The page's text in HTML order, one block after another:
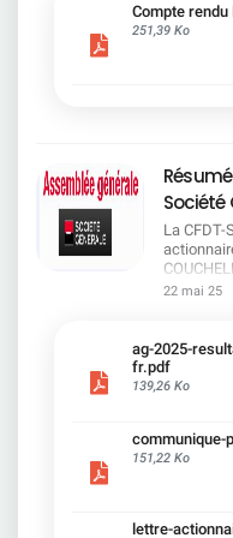
cadre du dialogue
Compte
251,39 Ko
Société
La
souligné
facteurs
solide.
une
22 mai 25
ag-2025-
fr.pdf
139,26 Ko
communique-
151,22 Ko
lettre-